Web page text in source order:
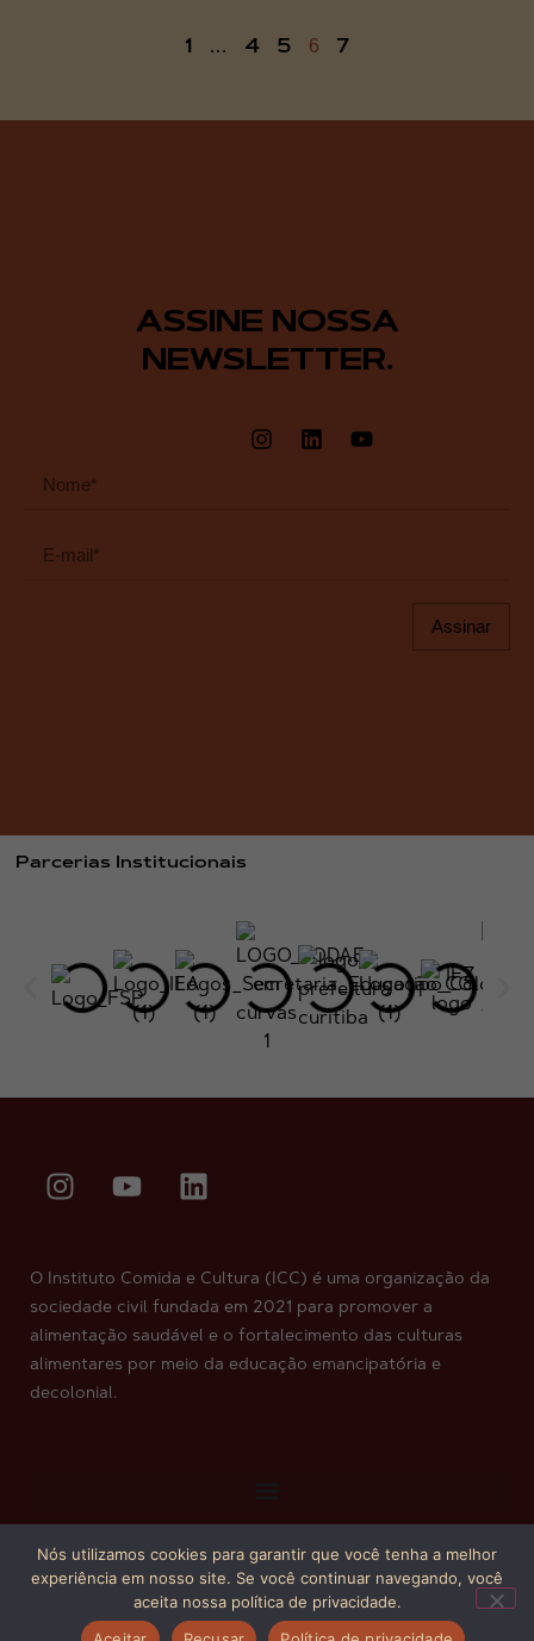
1 … 4 5 6 7
ASSINE NOSSA
NEWSLETTER.
Assinar
Parcerias Institucionais
O Instituto Comida e Cultura (ICC) é uma organização da
sociedade civil fundada em 2021 para promover a
alimentação saudável e o fortalecimento das culturas
alimentares por meio da educação emancipatória e
decolonial.
Copyright © 2026. Todos os direitos reservados.
Nós utilizamos cookies para garantir que você tenha a melhor
experiência em nosso site. Se você continuar navegando, você
aceita nossa política de privacidade.